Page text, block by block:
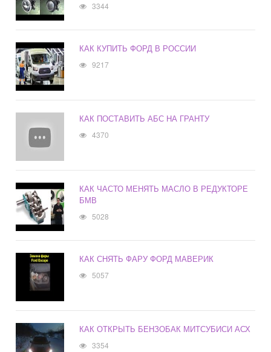
3344
КАК КУПИТЬ ФОРД В РОССИИ
9217
КАК ПОСТАВИТЬ АБС НА ГРАНТУ
4370
КАК ЧАСТО МЕНЯТЬ МАСЛО В РЕДУКТОРЕ
БМВ
5028
КАК СНЯТЬ ФАРУ ФОРД МАВЕРИК
5057
КАК ОТКРЫТЬ БЕНЗОБАК МИТСУБИСИ АСХ
3354